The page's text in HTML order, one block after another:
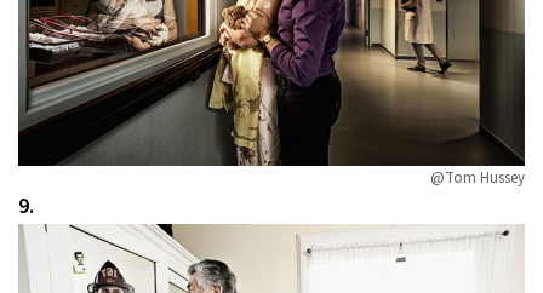
@Tom Hussey
9.